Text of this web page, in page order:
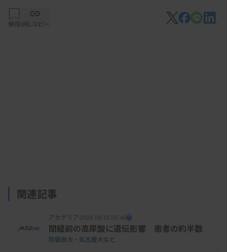
保存URLコピー
関連記事
アカデミア 2026.08.03 05:40
閉経前の高尿酸に遺伝影響 患者の約半数
防衛医大・名古屋大など